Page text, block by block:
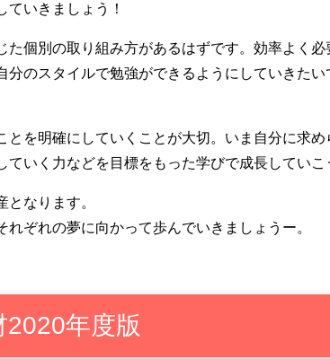
いきましょう！
た個別の取り組み方があるはずです。効率よく必
のスタイルで勉強ができるようにしていきたい
とを明確にしていくことが大切。いま自分に求め
いく力などを目標をもった学びで成長していこ
なります。
ぞれの夢に向かって歩んでいきましょうー。
年度版